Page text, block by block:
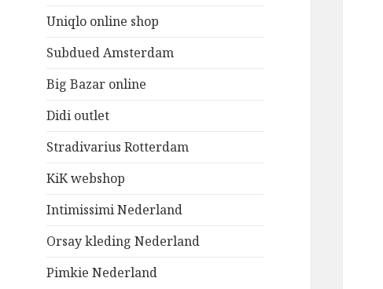
Uniqlo online shop
Subdued Amsterdam
Big Bazar online
Didi outlet
Stradivarius Rotterdam
KiK webshop
Intimissimi Nederland
Orsay kleding Nederland
Pimkie Nederland